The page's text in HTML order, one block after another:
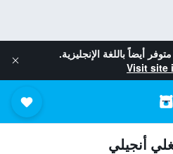
متوفر أيضاً باللغة الإنجليزية.
Visit site
أنجيلي